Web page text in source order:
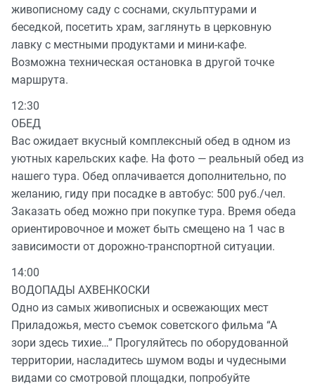
живописному саду с соснами, скульптурами и
беседкой, посетить храм, заглянуть в церковную
лавку с местными продуктами и мини-кафе.
Возможна техническая остановка в другой точке
маршрута.
12:30
ОБЕД
Вас ожидает вкусный комплексный обед в одном из
уютных карельских кафе. На фото — реальный обед из
нашего тура. Обед оплачивается дополнительно, по
желанию, гиду при посадке в автобус: 500 руб./чел.
Заказать обед можно при покупке тура. Время обеда
ориентировочное и может быть смещено на 1 час в
зависимости от дорожно-транспортной ситуации.
14:00
ВОДОПАДЫ АХВЕНКОСКИ
Одно из самых живописных и освежающих мест
Приладожья, место съемок советского фильма “А
зори здесь тихие…” Прогуляйтесь по оборудованной
территории, насладитесь шумом воды и чудесными
видами со смотровой площадки, попробуйте